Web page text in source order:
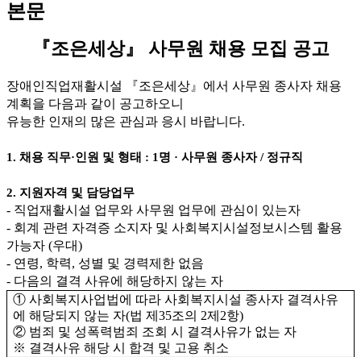
본문
『조은세상』 사무원 채용 모집 공고
장애인직업재활시설 『조은세상 』 에서 사무원 종사자 채용
계획을 다음과 같이 공고하오니
유능한 인재의 많은 관심과 응시 바랍니다.
1. 채용 직무·인원 및 형태 : 1 명 · 사무원 종사자/ 정규직
2. 지원자격 및 담당업무
- 직업재활시설 업무와 사무원 업무에 관심이 있는자
- 회계 관련 자격증 소지자 및 사회복지시설정보시스템 활용
가능자 (우대)
- 연령, 학력, 성별 및 경력제한 없음
- 다음의 결격 사유에 해당하지 않는 자
① 사회복지사업법에 따라 사회복지시설 종사자 결격사유
에 해당되지 않는 자(법 제 35조의 2제 2항)
② 범죄 및 성폭력범죄 조회 시 결격사유가 없는 자
※ 결격사유 해당 시 합격 및 고용 취소